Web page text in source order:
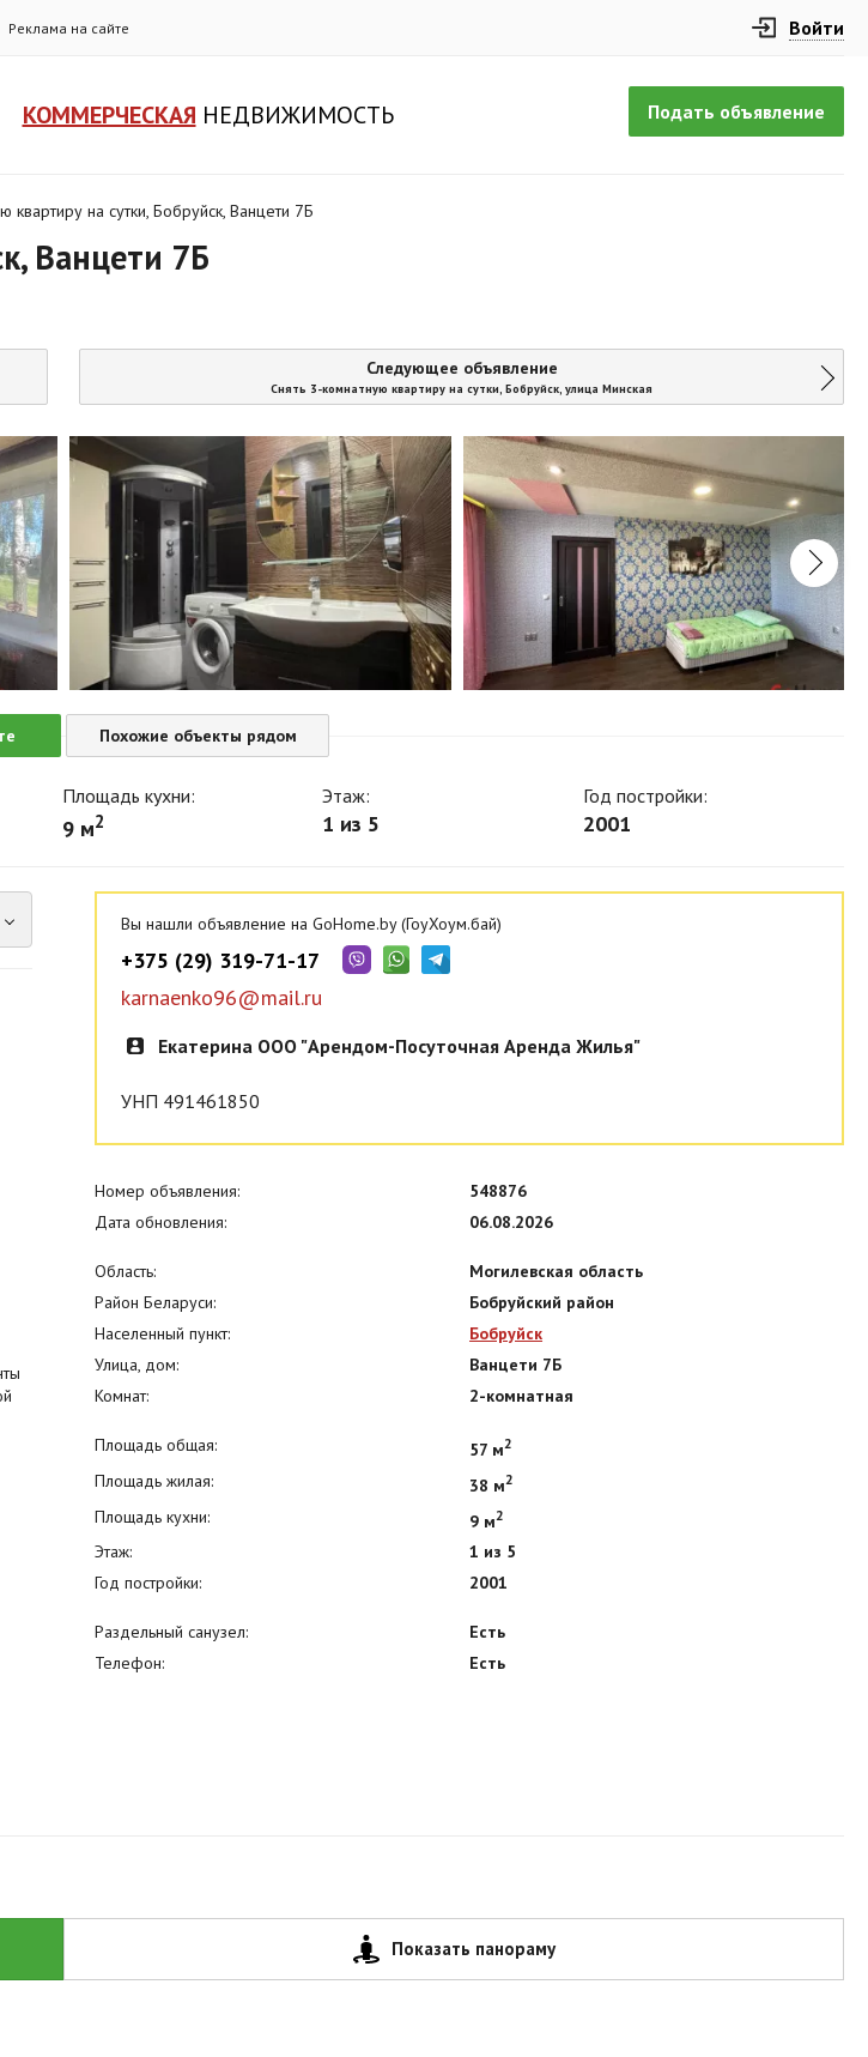
Реклама на сайте Войти
Подать объявление
КОММЕРЧЕСКАЯ НЕДВИЖИМОСТЬ
квартиру на сутки, Бобруйск, Ванцети 7Б
Ванцети 7Б
Следующее объявление
Снять 3-комнатную квартиру на сутки, Бобруйск, улица Минская
Похожие объекты рядом
Площадь кухни:
9 м2
Этаж:
1 из 5
Год постройки:
2001
Вы нашли объявление на GoHome.by (ГоуХоум.бай)
+375 (29) 319-71-17
karnaenko96@mail.ru
Екатерина ООО "Арендом-Посуточная Аренда Жилья"
УНП 491461850
Номер объявления:
548876
Дата обновления:
06.08.2026
Область:
Могилевская область
Район Беларуси:
Бобруйский район
Населенный пункт:
Бобруйск
Улица, дом:
Ванцети 7Б
Комнат:
2-комнатная
Площадь общая: 57 м2
Площадь жилая: 38 м2
Площадь кухни: 9 м2
Этаж:
1 из 5
Год постройки:
2001
Раздельный санузел:
Есть
Телефон:
Есть
Показать панораму